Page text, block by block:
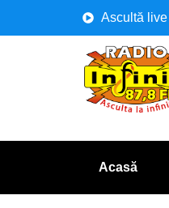
Ascultă live
Acasă